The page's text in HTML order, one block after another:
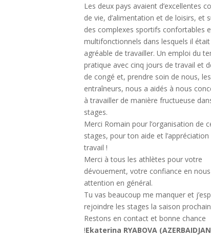
Les deux pays avaient d’excellentes
de vie, d’alimentation et de loisirs, et
des complexes sportifs confortables
multifonctionnels dans lesquels il
agréable de travailler. Un emploi du
pratique avec cinq jours de travail et
de congé et, prendre soin de nous, les
entraîneurs, nous a aidés à nous
à travailler de manière fructueuse
stages.
Merci Romain pour l’organisation de
stages, pour ton aide et
travail !
Merci à tous les athlètes pour votre
dévouement, votre confiance en
attention en général.
Tu vas beaucoup me manquer et
rejoindre les stages la saison
Restons en contact et bonne chance
!Ekaterina RYABOVA